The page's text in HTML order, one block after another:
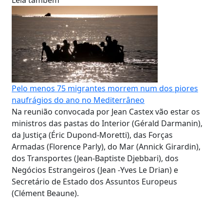
Pelo menos 75 migrantes morrem num dos piores
naufrágios do ano no Mediterrâneo
Na reunião convocada por Jean Castex vão estar os
ministros das pastas do Interior (Gérald Darmanin),
da Justiça (Éric Dupond-Moretti), das Forças
Armadas (Florence Parly), do Mar (Annick Girardin),
dos Transportes (Jean-Baptiste Djebbari), dos
Negócios Estrangeiros (Jean -Yves Le Drian) e
Secretário de Estado dos Assuntos Europeus
(Clément Beaune).